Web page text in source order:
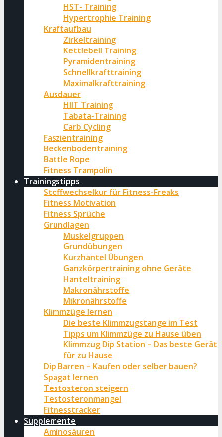
HST- Training
Hypertrophie Training
Kraftaufbau
Zirkeltraining
Kettlebell Training
Pyramidentraining
Schnellkrafttraining
Maximalkrafttraining
Ausdauer
HIIT Training
Tabata-Training
Carb Cycling
Faszientraining
Beckenbodentraining
Battle Rope
Fitness Trampolin
Trainingstipps
Stoffwechselkur für Fitness-Freaks
Fitness Motivation
Fitness Sprüche
Grundlagen
Muskelgruppen
Grundübungen
Kurzhantel Übungen
Ganzkörpertraining ohne Geräte
Hanteltraining
Makronährstoffe
Mikronährstoffe
Klimmzüge lernen
Die beste Klimmzugstange im Test
Tipps um Klimmzüge zu Hause üben
Klimmzug Dip Station – Das beste Gerät
für zu Hause
Dip Barren – Kaufen oder selber bauen?
Spagat lernen
Testosteron steigern
Testosteronmangel
Fitnesstracker
Supplemente
Aminosäuren